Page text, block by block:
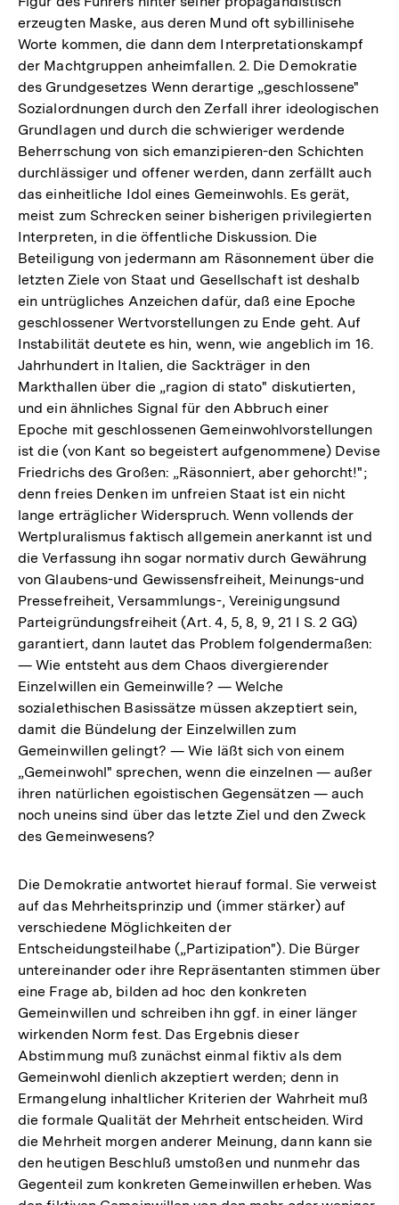
erzeugten Maske, aus deren Mund oft sybillinisehe
Worte kommen, die dann dem Interpretationskampf
der Machtgruppen anheimfallen. 2. Die Demokratie
des Grundgesetzes Wenn derartige „geschlossene"
Sozialordnungen durch den Zerfall ihrer ideologischen
Grundlagen und durch die schwieriger werdende
Beherrschung von sich emanzipieren-den Schichten
durchlässiger und offener werden, dann zerfällt auch
das einheitliche Idol eines Gemeinwohls. Es gerät,
meist zum Schrecken seiner bisherigen privilegierten
Interpreten, in die öffentliche Diskussion. Die
Beteiligung von jedermann am Räsonnement über die
letzten Ziele von Staat und Gesellschaft ist deshalb
ein untrügliches Anzeichen dafür, daß eine Epoche
geschlossener Wertvorstellungen zu Ende geht. Auf
Instabilität deutete es hin, wenn, wie angeblich im 16.
Jahrhundert in Italien, die Sackträger in den
Markthallen über die „ragion di stato" diskutierten,
und ein ähnliches Signal für den Abbruch einer
Epoche mit geschlossenen Gemeinwohlvorstellungen
ist die (von Kant so begeistert aufgenommene) Devise
Friedrichs des Großen: „Räsonniert, aber gehorcht!";
denn freies Denken im unfreien Staat ist ein nicht
lange erträglicher Widerspruch. Wenn vollends der
Wertpluralismus faktisch allgemein anerkannt ist und
die Verfassung ihn sogar normativ durch Gewährung
von Glaubens-und Gewissensfreiheit, Meinungs-und
Pressefreiheit, Versammlungs-, Vereinigungsund
Parteigründungsfreiheit (Art. 4, 5, 8, 9, 21 I S. 2 GG)
garantiert, dann lautet das Problem folgendermaßen:
— Wie entsteht aus dem Chaos divergierender
Einzelwillen ein Gemeinwille? — Welche
sozialethischen Basissätze müssen akzeptiert sein,
damit die Bündelung der Einzelwillen zum
Gemeinwillen gelingt? — Wie läßt sich von einem
„Gemeinwohl" sprechen, wenn die einzelnen — außer
ihren natürlichen egoistischen Gegensätzen — auch
noch uneins sind über das letzte Ziel und den Zweck
des Gemeinwesens?
Die Demokratie antwortet hierauf formal. Sie verweist
auf das Mehrheitsprinzip und (immer stärker) auf
verschiedene Möglichkeiten der
Entscheidungsteilhabe („Partizipation"). Die Bürger
untereinander oder ihre Repräsentanten stimmen über
eine Frage ab, bilden ad hoc den konkreten
Gemeinwillen und schreiben ihn ggf. in einer länger
wirkenden Norm fest. Das Ergebnis dieser
Abstimmung muß zunächst einmal fiktiv als dem
Gemeinwohl dienlich akzeptiert werden; denn in
Ermangelung inhaltlicher Kriterien der Wahrheit muß
die formale Qualität der Mehrheit entscheiden. Wird
die Mehrheit morgen anderer Meinung, dann kann sie
den heutigen Beschluß umstoßen und nunmehr das
Gegenteil zum konkreten Gemeinwillen erheben. Was